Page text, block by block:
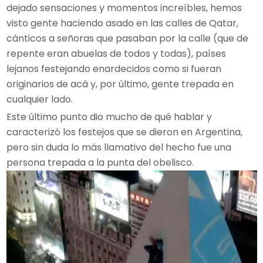
dejado sensaciones y momentos increíbles, hemos
visto gente haciendo asado en las calles de Qatar,
cánticos a señoras que pasaban por la calle (que de
repente eran abuelas de todos y todas), países
lejanos festejando enardecidos como si fueran
originarios de acá y, por último, gente trepada en
cualquier lado.
Este último punto dio mucho de qué hablar y
caracterizó los festejos que se dieron en Argentina,
pero sin duda lo más llamativo del hecho fue una
persona trepada a la punta del obelisco.